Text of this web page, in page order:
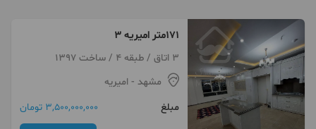
۱۷۱متر امیریه ۳
3 اتاق / طبقه 4 / ساخت 1397
مشهد - امیریه
مبلغ
3,500,000,000 تومان